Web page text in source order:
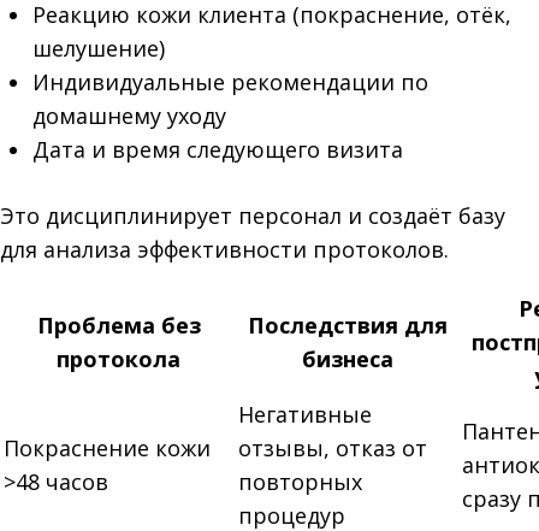
Реакцию кожи клиента (покраснение, отёк,
шелушение)
Индивидуальные рекомендации по
домашнему уходу
Дата и время следующего визита
Это дисциплинирует персонал и создаёт базу
для анализа эффективности протоколов.
Проблема без
протокола
Последствия для
бизнеса
Покраснение кожи
>48 часов
Негативные
отзывы, отказ от
повторных
процедур
сразу